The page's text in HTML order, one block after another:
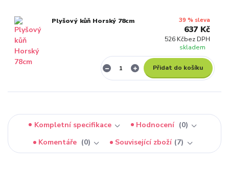
Plyšový kůň Horský 78cm 39 % sleva
637 Kč
526 Kčbez DPH
skladem
Přidat do košíku
Kompletní specifikace Hodnocení
0
Komentáře
0 Související zboží 7